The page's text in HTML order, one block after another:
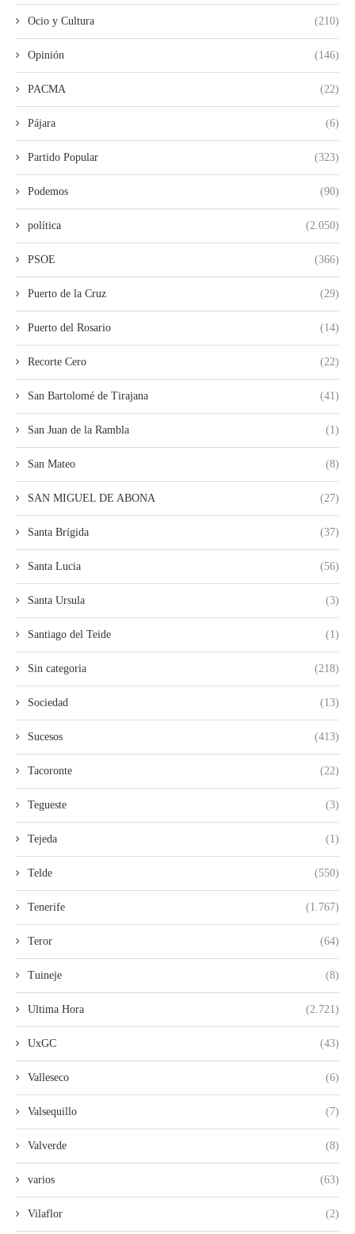
Ocio y Cultura (210)
Opinión (146)
PACMA (22)
Pájara (6)
Partido Popular (323)
Podemos (90)
política (2.050)
PSOE (366)
Puerto de la Cruz (29)
Puerto del Rosario (14)
Recorte Cero (22)
San Bartolomé de Tirajana (41)
San Juan de la Rambla (1)
San Mateo (8)
SAN MIGUEL DE ABONA (27)
Santa Brígida (37)
Santa Lucia (56)
Santa Ursula (3)
Santiago del Teide (1)
Sin categoria (218)
Sociedad (13)
Sucesos (413)
Tacoronte (22)
Tegueste (3)
Tejeda (1)
Telde (550)
Tenerife (1.767)
Teror (64)
Tuineje (8)
Ultima Hora (2.721)
UxGC (43)
Valleseco (6)
Valsequillo (7)
Valverde (8)
varios (63)
Vilaflor (2)